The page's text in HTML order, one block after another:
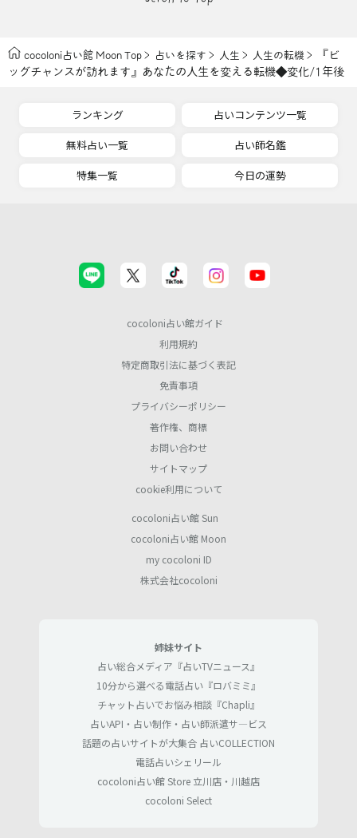
cocoloni占い館 Moon Top 占いを探す 人生 人生の転機
『ビ
ッグチャンスが訪れます』あなたの人生を変える転機◆変化/1年後
ランキング
占いコンテンツ一覧
無料占い一覧
占い師名鑑
特集一覧
今日の運勢
cocoloni占い館ガイド
利用規約
特定商取引法に基づく表記
免責事項
プライバシーポリシー
著作権、商標
お問い合わせ
サイトマップ
cookie利用について
cocoloni占い館 Sun
cocoloni占い館 Moon
my cocoloni ID
株式会社cocoloni
姉妹サイト
占い総合メディア『占いTVニュース』
10分から選べる電話占い『ロバミミ』
チャット占いでお悩み相談『Chapli』
占いAPI・占い制作・占い師派遣サ―ビス
話題の占いサイトが大集合 占いCOLLECTION
電話占いシェリール
cocoloni占い館 Store 立川店・川越店
cocoloni Select